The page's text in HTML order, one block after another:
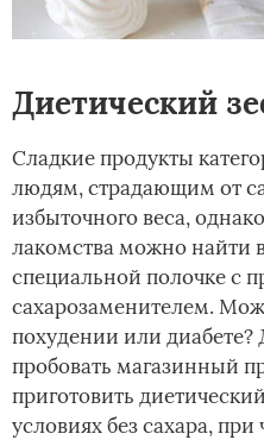
Диетический
Сладкие продукты
людям, страдающим от
избыточного веса,
лакомства можно найти
специальной полочке с
сахарозаменителем.
похудении или диабете?
пробовать магазинный
приготовить
условиях без сахара,